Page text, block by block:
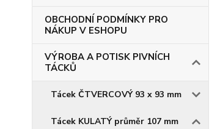
OBCHODNÍ PODMÍNKY PRO
NÁKUP V ESHOPU
VÝROBA A POTISK PIVNÍCH
TÁCKŮ
Tácek ČTVERCOVÝ 93 x 93 mm
Tácek KULATÝ průměr 107 mm